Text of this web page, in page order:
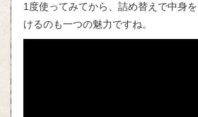
1度使ってみてから、詰め替えで中身
けるのも一つの魅力ですね。